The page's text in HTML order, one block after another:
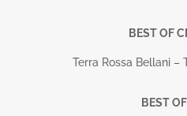
BEST OF
Terra Rossa Bellani –
BEST